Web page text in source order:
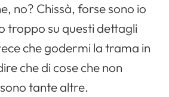
no? Chissà, forse sono io
troppo su questi dettagli
che godermi la trama in
che di cose che non
tante altre.